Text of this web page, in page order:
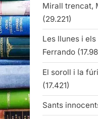
Mirall trencat,
(29.221)
Les llunes i
Ferrando
El soroll i la
(17.421)
Sants